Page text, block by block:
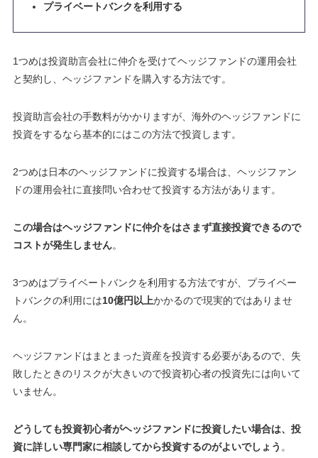
プライベートバンクを利用する
1つめは投資助言会社に仲介を受けてヘッジファンドの運用会社
と契約し、ヘッジファンドを購入する方法です。
投資助言会社の手数料がかかりますが、海外のヘッジファンドに
投資をするなら基本的にはこの方法で投資します。
2つめは日本のヘッジファンドに投資する場合は、ヘッジファン
ドの運用会社に直接問い合わせて投資する方法があります。
この場合はヘッジファンドに仲介をはさまず直接投資できるので
コストが発生しません。
3つめはプライベートバンクを利用する方法ですが、プライベー
トバンクの利用には10億円以上かかるので現実的ではありませ
ん。
ヘッジファンドはまとまった資産を投資する必要があるので、 失
敗したときのリスクが大きいので投資初心者の投資先には向いて
いません。
どうしても投資初心者がヘッジファンドに投資したい場合は、投
資に詳しい専門家に相談してから投資するのがよいでしょう 。